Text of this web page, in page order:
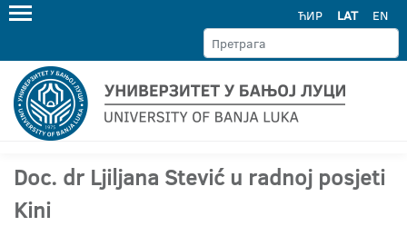
ЋИР LAT EN
Doc. dr Ljiljana Stević u radnoj posjeti
Kini